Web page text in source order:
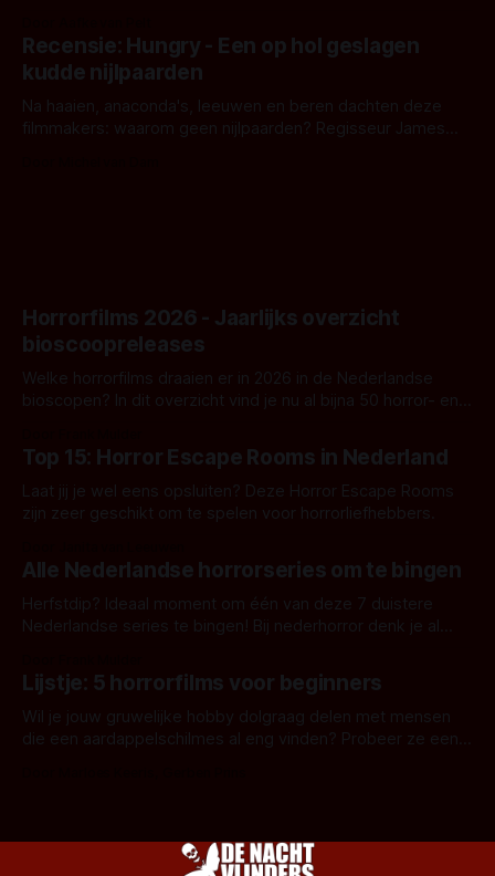
achtergrond, belooft iets kleurrijks maar onheilspellends,
iets ongrijpbaars. En dat maakt De Groen met ieder woord
waar.
Recensie: Hungry - Een op hol geslagen
kudde nijlpaarden
Na haaien, anaconda's, leeuwen en beren dachten deze
filmmakers: waarom geen nijlpaarden? Regisseur James
Horrorfilms 2026 - Jaarlijks overzicht
bioscoopreleases
Welke horrorfilms draaien er in 2026 in de Nederlandse
bioscopen? In dit overzicht vind je nu al bijna 50 horror- en
Top 15: Horror Escape Rooms in Nederland
Laat jij je wel eens opsluiten? Deze Horror Escape Rooms
zijn zeer geschikt om te spelen voor horrorliefhebbers.
Alle Nederlandse horrorseries om te bingen
Herfstdip? Ideaal moment om één van deze 7 duistere
Nederlandse series te bingen! Bij nederhorror denk je al
Amsterdamned of The Johnsons. Maar Nederlandse horror
is niet beperkt tot films. Hier een aantal Nederlandse tv-
series uit het duistere of horrorgenre. Als
Lijstje: 5 horrorfilms voor beginners
Wil je jouw gruwelijke hobby dolgraag delen met mensen
die een aardappelschilmes al eng vinden? Probeer ze eens